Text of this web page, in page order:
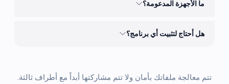
ما الأجهزة المدعومة؟
هل أحتاج لتثبيت أي برنامج؟
تتم معالجة ملفاتك بأمان ولا تتم مشاركتها أبداً مع أطراف ثالثة.